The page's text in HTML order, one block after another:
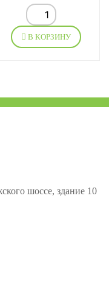
В КОРЗИНУ
шоссе, здание 10